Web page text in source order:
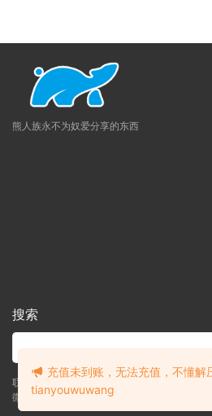
熊人族永不为奴爱分享的东西
搜索
联系客服 (添加后告诉客服-来自熊人族咨询问
微信客服（tianyouwuwang）
充值未到账，无法充值，不懂解
tianyouwuwang